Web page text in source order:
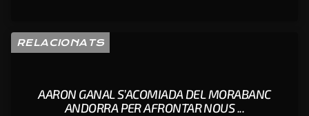
RELACIONATS
AARON GANAL S’ACOMIADA DEL MORABANC
ANDORRA PER AFRONTAR NOUS ...